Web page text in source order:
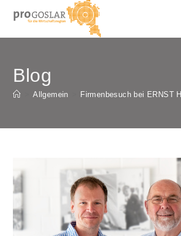
Inhalt
springen
Blog
Allgemein Firmenbesuch bei ERNST